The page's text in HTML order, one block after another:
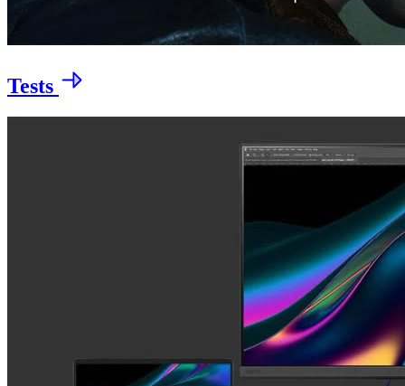
Tests